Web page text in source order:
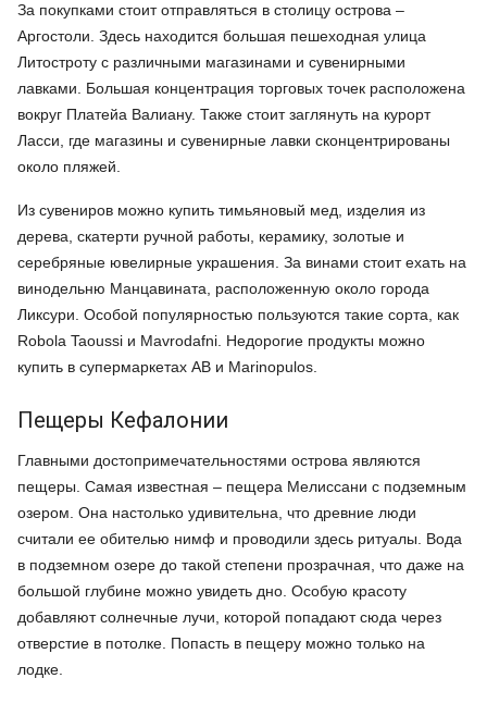
За покупками стоит отправляться в столицу острова –
Аргостоли. Здесь находится большая пешеходная улица
Литостроту с различными магазинами и сувенирными
лавками. Большая концентрация торговых точек расположена
вокруг Платейа Валиану. Также стоит заглянуть на курорт
Ласси, где магазины и сувенирные лавки сконцентрированы
около пляжей.
Из сувениров можно купить тимьяновый мед, изделия из
дерева, скатерти ручной работы, керамику, золотые и
серебряные ювелирные украшения. За винами стоит ехать на
винодельню Манцавината, расположенную около города
Ликсури. Особой популярностью пользуются такие сорта, как
Robola Taoussi и Mavrodafni. Недорогие продукты можно
купить в супермаркетах AB и Marinopulos.
Пещеры Кефалонии
Главными достопримечательностями острова являются
пещеры. Самая известная – пещера Мелиссани с подземным
озером. Она настолько удивительна, что древние люди
считали ее обителью нимф и проводили здесь ритуалы. Вода
в подземном озере до такой степени прозрачная, что даже на
большой глубине можно увидеть дно. Особую красоту
добавляют солнечные лучи, которой попадают сюда через
отверстие в потолке. Попасть в пещеру можно только на
лодке.